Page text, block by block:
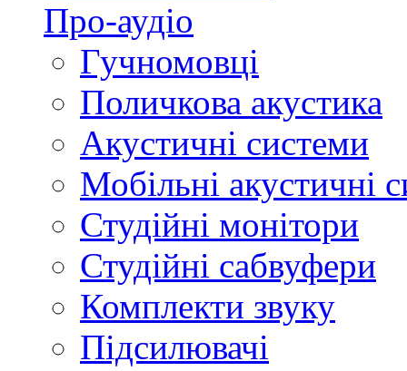
Про-аудіо
Гучномовці
Поличкова акустика
Акустичні системи
Мобільні акустичні
Студійні монітори
Студійні сабвуфери
Комплекти звуку
Підсилювачі